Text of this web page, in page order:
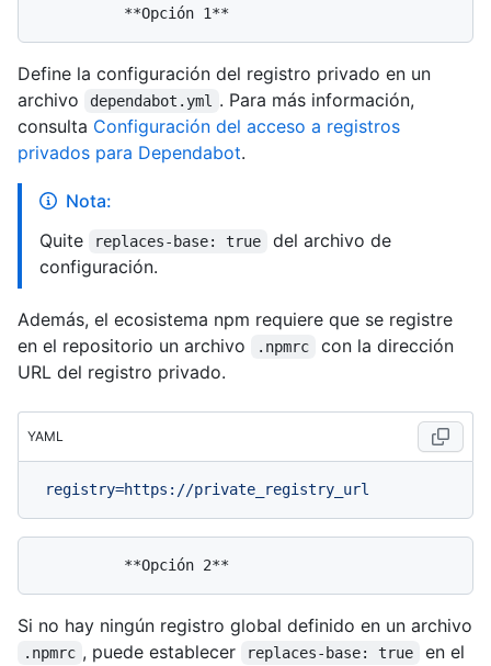
Define la configuración del registro privado en un
archivo
dependabot.yml
. Para más información,
consulta Configuración del acceso a registros
privados para Dependabot.
Nota:
Quite
replaces-base: true
del archivo de
configuración.
Además, el ecosistema npm requiere que se registre
en el repositorio un archivo
.npmrc
con la dirección
URL del registro privado.
YAML
registry=https://private_registry_url
Si no hay ningún registro global definido en un archivo
.npmrc , puede establecer replaces-base: true
en el